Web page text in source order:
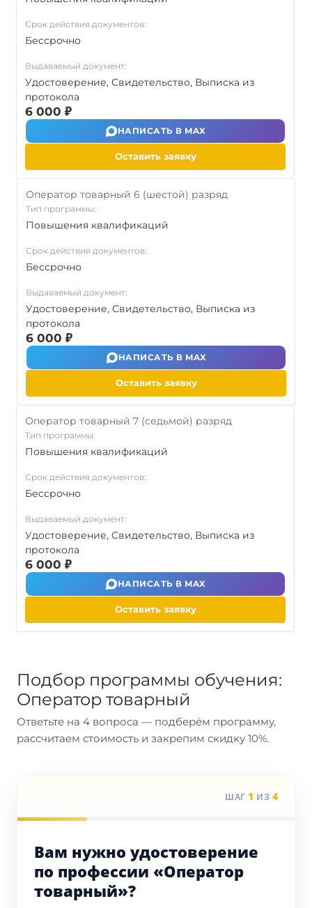
Срок действия документов:
Бессрочно
Выдаваемый документ:
Удостоверение, Свидетельство, Выписка из
протокола
6 000 ₽
НАПИСАТЬ В MAX
Оставить заявку
Оператор товарный 6 (шестой) разряд
Тип программы:
Повышения квалификаций
Срок действия документов:
Бессрочно
Выдаваемый документ:
Удостоверение, Свидетельство, Выписка из
протокола
6 000 ₽
НАПИСАТЬ В MAX
Оставить заявку
Оператор товарный 7 (седьмой) разряд
Тип программы:
Повышения квалификаций
Срок действия документов:
Бессрочно
Выдаваемый документ:
Удостоверение, Свидетельство, Выписка из
протокола
6 000 ₽
НАПИСАТЬ В MAX
Оставить заявку
Подбор программы обучения:
Оператор товарный
Ответьте на 4 вопроса — подберём программу,
рассчитаем стоимость и закрепим скидку 10%.
ШАГ 1 ИЗ 4
Вам нужно удостоверение
по профессии «Оператор
товарный»?